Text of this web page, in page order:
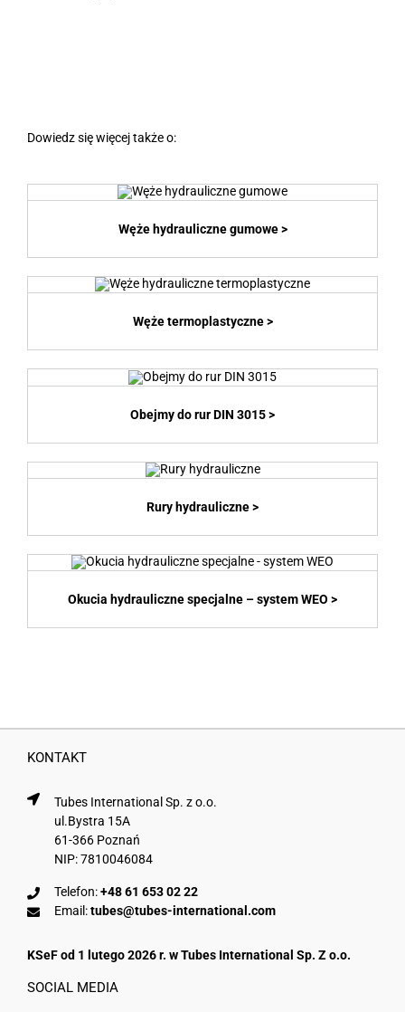
Dowiedz się więcej także o:
Węże hydrauliczne gumowe >
Węże termoplastyczne >
Obejmy do rur DIN 3015 >
Rury hydrauliczne >
Okucia hydrauliczne specjalne – system WEO >
KONTAKT
Tubes International Sp. z o.o.
ul.Bystra 15A
61-366 Poznań
NIP: 7810046084
Telefon:+48 61 653 02 22
Email:tubes@tubes-international.com
KSeF od 1 lutego 2026 r. w Tubes International Sp. Z o.o.
SOCIAL MEDIA